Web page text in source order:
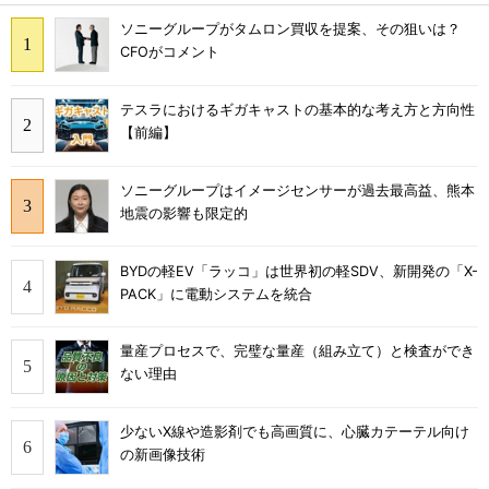
ソニーグループがタムロン買収を提案、その狙いは？
CFOがコメント
テスラにおけるギガキャストの基本的な考え方と方向性
【前編】
ソニーグループはイメージセンサーが過去最高益、熊本
地震の影響も限定的
BYDの軽EV「ラッコ」は世界初の軽SDV、新開発の「X-
PACK」に電動システムを統合
量産プロセスで、完璧な量産（組み立て）と検査ができ
ない理由
少ないX線や造影剤でも高画質に、心臓カテーテル向け
の新画像技術